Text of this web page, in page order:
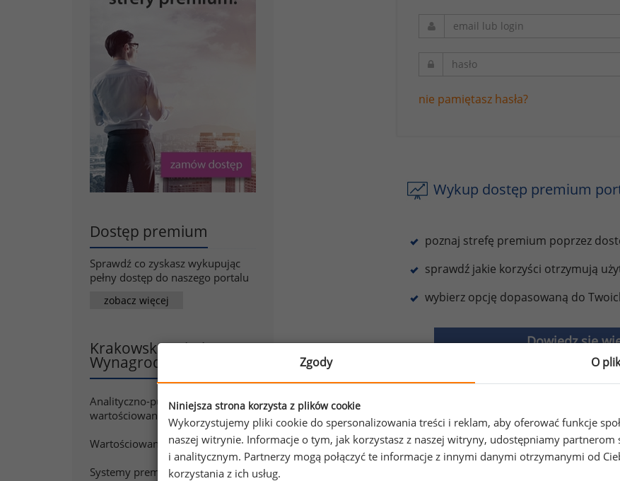
Dostęp premium
Sprawdź co zyskasz wykupując
pełny dostęp do naszego portalu
zobacz więcej
Krakowska Szkoła
Wynagrodzeń
Analityczno-punktowe
wartościowanie pracy
Wartościowanie stanowisk pracy
Systemy premiowania
nie pamiętasz hasła?
Wykup dostęp premium
poznaj strefę premium poprzez
sprawdź jakie korzyści otrzymują
wybierz opcję dopasowaną do
Dowiedz się
Możesz za darmo przeczytać ten artykuł po dokonaniu
Chcesz na bieżąco śledzić najnowsze informacje o
Zapisz się do newslettera!
Zgody O
Niniejsza strona korzysta z plików cookie
Wykorzystujemy pliki cookie do spersonalizowania treści i reklam, aby oferować funkcje
naszej witrynie. Informacje o tym, jak korzystasz z naszej witryny, udostępniamy partnerom
i analitycznym. Partnerzy mogą połączyć te informacje z innymi danymi otrzymanymi od
korzystania z ich usług.